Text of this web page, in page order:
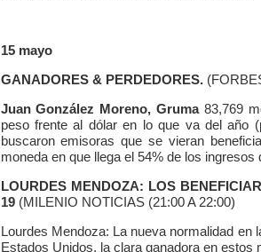
15 mayo
GANADORES & PERDEDORES.
Juan González Moreno, Gruma83,769
peso frente al dólar en lo que va del año
buscaron emisoras que se vieran
moneda en que llega el 54% de los ingresos
LOURDES MENDOZA: LOS
19 (MILENIO NOTICIAS (21:00 A 22:00)
Lourdes Mendoza: La nueva normalidad
Estados Unidos, la clara ganadora en